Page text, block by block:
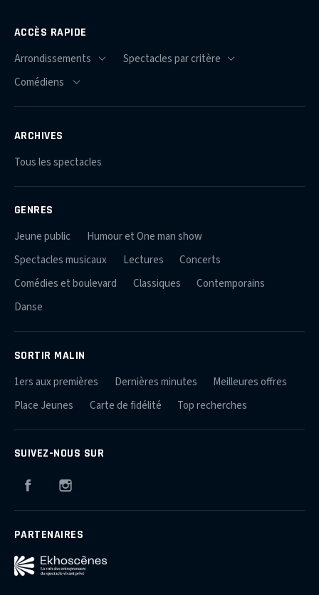
ACCÈS RAPIDE
ARCHIVES
Tous les spectacles
GENRES
Jeune public
Humour et One man show
Spectacles musicaux
Lectures
Concerts
Comédies et boulevard
Classiques
Contemporains
Danse
SORTIR MALIN
1ers aux premières Dernières minutes
Meilleures offres
Place Jeunes
Carte de fidélité Top recherches
SUIVEZ-NOUS SUR
Facebook
PARTENAIRES